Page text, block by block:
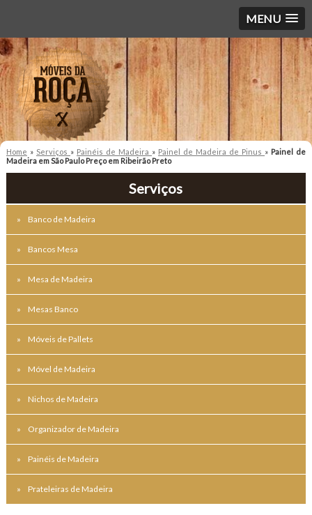
MENU
Home » Serviços » Painéis de Madeira » Painel de Madeira de Pinus » Painel de
Madeira em São Paulo Preço em Ribeirão Preto
Serviços
Banco de Madeira
Bancos Mesa
Mesa de Madeira
Mesas Banco
Móveis de Pallets
Móvel de Madeira
Nichos de Madeira
Organizador de Madeira
Painéis de Madeira
Prateleiras de Madeira